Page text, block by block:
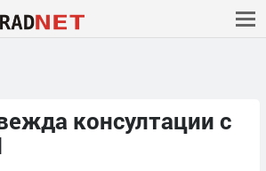
консултации с